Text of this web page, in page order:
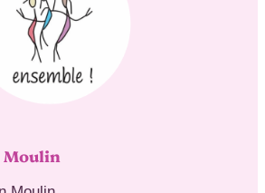
Moulin